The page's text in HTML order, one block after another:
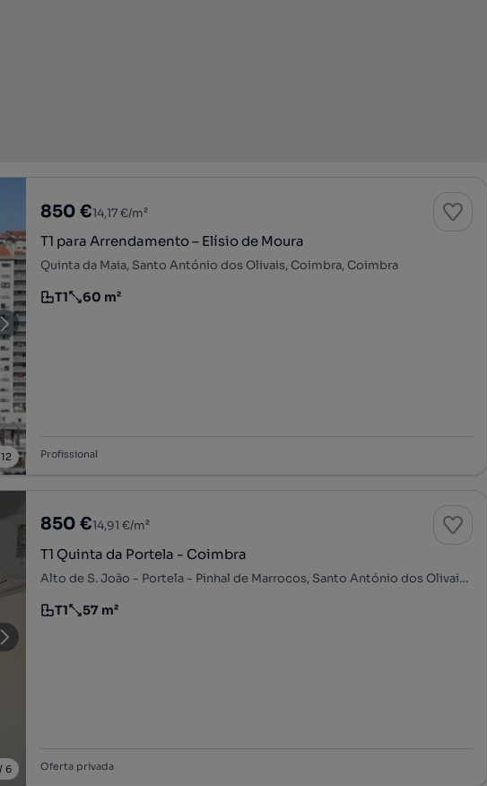
12
850 €14,17 €/m²
T1 para Arrendamento – Elísio de Moura
Quinta da Maia, Santo António dos Olivais, Coimbra, Coimbra
Tipologia
T1
Preço por metro quadrado
60 m²
Profissional
6
850 €14,91 €/m²
T1 Quinta da Portela - Coimbra
Alto de S. João - Portela - Pinhal de Marrocos, Santo António dos Olivais, Coimbra, Coimbra
Tipologia
T1
Preço por metro quadrado
57 m²
Oferta privada